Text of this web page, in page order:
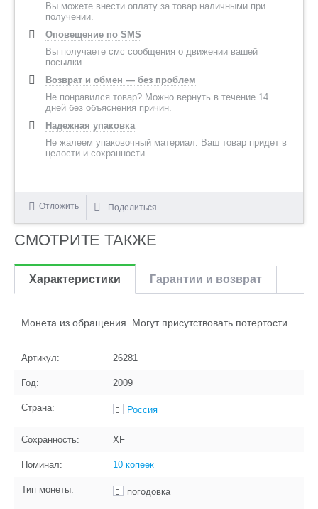
Вы можете внести оплату за товар наличными при
получении.
Оповещение по SMS
Вы получаете смс сообщения о движении вашей
посылки.
Возврат и обмен — без проблем
Не понравился товар? Можно вернуть в течение 14
дней без объяснения причин.
Надежная упаковка
Не жалеем упаковочный материал. Ваш товар придет в
целости и сохранности.
Отложить Поделиться
СМОТРИТЕ ТАКЖЕ
Характеристики Гарантии и возврат
Монета из обращения. Могут присутствовать потертости.
Артикул: 26281
Год: 2009
Страна: Россия
Сохранность: XF
Номинал: 10 копеек
Тип монеты: погодовка